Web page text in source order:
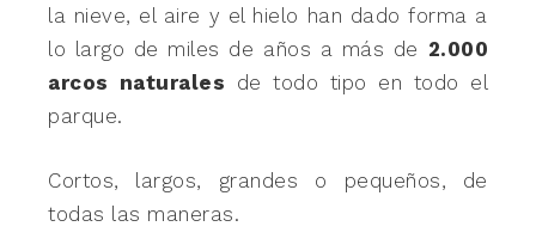
la nieve, el aire y el hielo han dado forma a
lo largo de miles de años a más de 2.000
arcos naturales de todo tipo en todo el
parque.
Cortos, largos, grandes o pequeños, de
todas las maneras.